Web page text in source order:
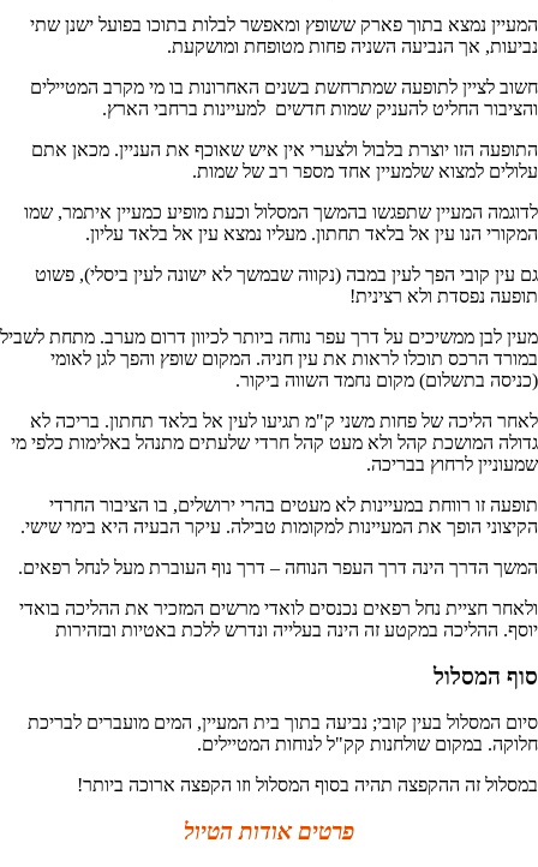
המעיין נמצא בתוך פארק ששופץ ומאפשר לבלות בתוכו בפועל ישנן שתי
נביעות, אך הנביעה השניה פחות מטופחת ומושקעת.
חשוב לציין לתופעה שמתרחשת בשנים האחרונות בו מי מקרב המטיילים
והציבור החליט להעניק שמות חדשים למעיינות ברחבי הארץ.
התופעה הזו יוצרת בלבול ולצערי אין איש שאוכף את העניין. מכאן אתם
עלולים למצוא שלמעיין אחד מספר רב של שמות.
לדוגמה המעיין שתפגשו בהמשך המסלול וכעת מופיע כמעיין איתמר, שמו
המקורי הנו עין אל בלאד תחתון. מעליו נמצא עין אל בלאד עליון.
גם עין קובי הפך לעין במבה (נקווה שבמשך לא ישונה לעין ביסלי), פשוט
תופעה נפסדת ולא רצינית!
מעין לבן ממשיכים על דרך עפר נוחה ביותר לכיוון דרום מערב. מתחת לשביל
במורד הרכס תוכלו לראות את עין חניה. המקום שופץ והפך לגן לאומי
(כניסה בתשלום) מקום נחמד השווה ביקור.
לאחר הליכה של פחות משני ק"מ תגיעו לעין אל בלאד תחתון. בריכה לא
גדולה המושכת קהל ולא מעט קהל חרדי שלעתים מתנהל באלימות כלפי מי
שמעוניין לרחוץ בבריכה.
תופעה זו רווחת במעיינות לא מעטים בהרי ירושלים, בו הציבור החרדי
הקיצוני הופך את המעיינות למקומות טבילה. עיקר הבעיה היא בימי שישי.
המשך הדרך הינה דרך העפר הנוחה – דרך נוף העוברת מעל לנחל רפאים.
ולאחר חציית נחל רפאים נכנסים לואדי מרשים המזכיר את ההליכה בואדי
יוסף. ההליכה במקטע זה הינה בעלייה ונדרש ללכת באטיות ובזהירות
סוף המסלול
סיום המסלול בעין קובי; נביעה בתוך בית המעיין, המים מועברים לבריכת
חלוקה. במקום שולחנות קק"ל לנוחות המטיילים.
במסלול זה ההקפצה תהיה בסוף המסלול וזו הקפצה ארוכה ביותר!
פרטים אודות הטיול